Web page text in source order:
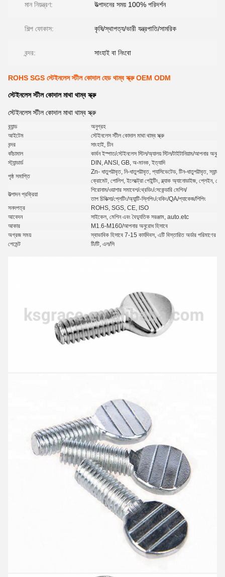
মান নিয়ন্ত্রণ: উত্পাদনের সময় 100% পরিদর্শন
শিল্প ফোকাস: কৃষি/স্থাপত্য/ভারী যন্ত্রপাতি/সামরিক
বন্দর: সাংহাই বা নিংবো
ROHS SGS স্টেইনলেস স্টীল কোদাল হেড থাম্ব স্ক্রু OEM ODM
স্টেইনলেস স্টীল কোদাল মাথা থাম্ব স্ক্রু
স্টেইনলেস স্টীল কোদাল মাথা থাম্ব স্ক্রু
ব্র্যান্ড
অনুগ্রহ
আইটেম
স্টেইনলেস স্টীল কোদাল মাথা থাম্ব স্ক্রু
বন্দর
সাংহাই, চীন
কাঁচামাল
কার্বন ইস্পাত/স্টেইনলেস স্টিল/অ্যালয় স্টিল/টাইটানিয়াম/আপনার
স্ট্যান্ডার্ড
DIN, ANSI, GB, অ-মানক, ইত্যাদি
পৃষ্ঠ সমাপ্তি
Zn- ধাতুপট্টাবৃত, নি-ধাতুপট্টাবৃত, প্যাসিভেটেড, টিন-ধাতুপট্টাবৃত,
ক্রোমেট, পোলিশ, ইলেক্ট্রো পেইন্টিং, ব্ল্যাক অ্যানোডাইজ, প্লেইন,
উত্পাদন প্রক্রিয়া
শিরোনাম/ওয়াশার সমাবেশ/থ্রেডিং/সেকেন্ডারি মেশিন/
তাপ চিকিত্সা/প্লেটিং/অ্যান্টি-স্লিপিং/বেকিং/QA/প্যাকেজ/শিপিং
সনদপত্র
ROHS, SGS, CE, ISO
আবেদন
সাইকেল, মেশিন এবং বৈদ্যুতিক সরঞ্জাম, auto.etc
আকার
M1.6-M160/আপনার অনুরোধ হিসাবে
অগ্রজ সময়
স্বাভাবিক হিসাবে 7-15 কার্যদিবস, এটি বিস্তারিত অর্ডার পরিমাণের
পেমেন্ট
টি/টি, এল/সি